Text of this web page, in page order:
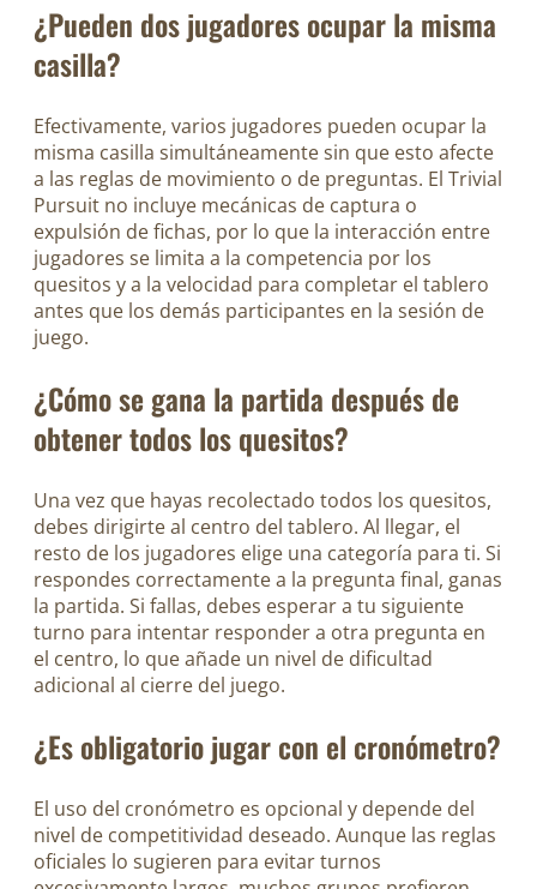
¿Pueden dos jugadores ocupar la misma
casilla?
Efectivamente, varios jugadores pueden ocupar la
misma casilla simultáneamente sin que esto afecte
a las reglas de movimiento o de preguntas. El Trivial
Pursuit no incluye mecánicas de captura o
expulsión de fichas, por lo que la interacción entre
jugadores se limita a la competencia por los
quesitos y a la velocidad para completar el tablero
antes que los demás participantes en la sesión de
juego.
¿Cómo se gana la partida después de
obtener todos los quesitos?
Una vez que hayas recolectado todos los quesitos,
debes dirigirte al centro del tablero. Al llegar, el
resto de los jugadores elige una categoría para ti. Si
respondes correctamente a la pregunta final, ganas
la partida. Si fallas, debes esperar a tu siguiente
turno para intentar responder a otra pregunta en
el centro, lo que añade un nivel de dificultad
adicional al cierre del juego.
¿Es obligatorio jugar con el cronómetro?
El uso del cronómetro es opcional y depende del
nivel de competitividad deseado. Aunque las reglas
oficiales lo sugieren para evitar turnos